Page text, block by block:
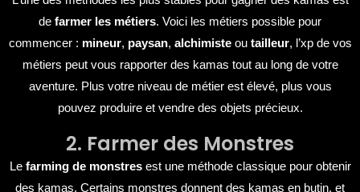
de farmer les métiers. Voici les métiers possible pour
commencer : mineur, paysan, alchimisteou tailleur, l’xp de vos
métiers peut vous rapporter des kamas tout au long de votre
aventure. Plus votre niveau de métier est élevé, plus vous
pouvez produire et vendre des objets précieux.
2. Farmer des Monstres
Le farming de monstresest une méthode classique pour obtenir
des kamas. Certains monstres donnent des kamas en butin, et